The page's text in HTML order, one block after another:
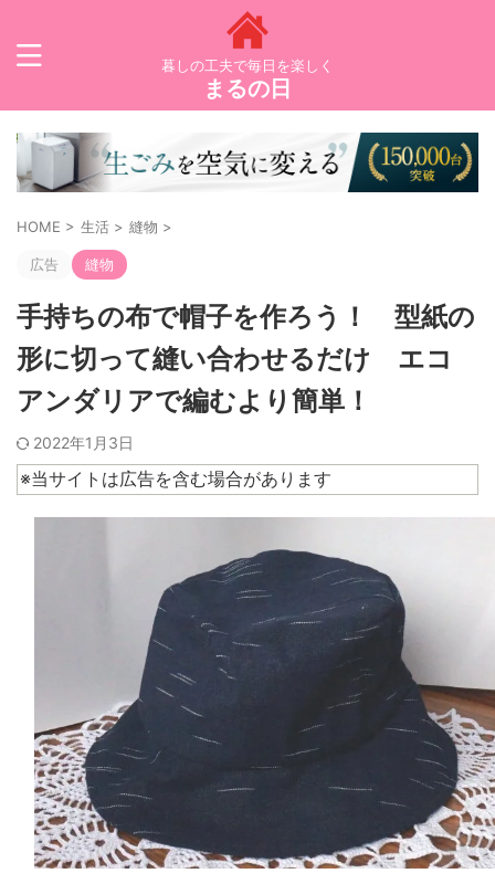
暮しの工夫で毎日を楽しく
まるの日
HOME > 生活 > 縫物 >
広告 縫物
手持ちの布で帽子を作ろう！ 型紙の
形に切って縫い合わせるだけ エコ
アンダリアで編むより簡単！
2022年1月3日
※当サイトは広告を含む場合があります